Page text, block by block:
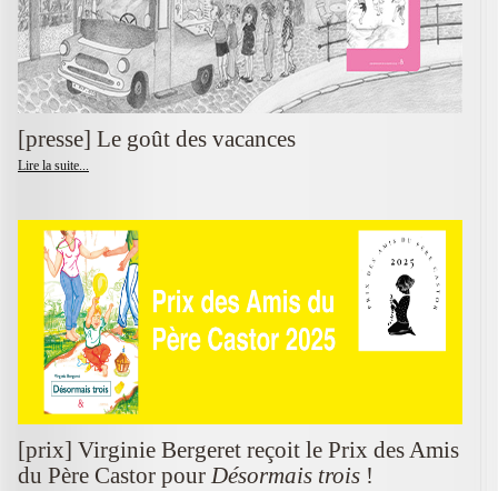
[presse] Le goût des vacances
Lire la suite...
[prix] Virginie Bergeret reçoit le Prix des Amis
du Père Castor pour Désormais trois !